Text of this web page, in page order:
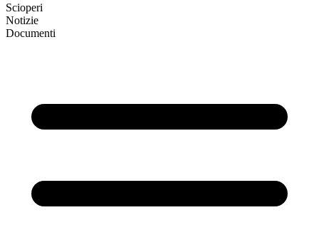
Scioperi
Notizie
Documenti